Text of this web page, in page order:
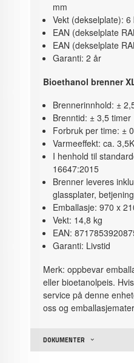
mm
Vekt (dekselplate): 6
EAN (dekselplate
EAN (dekselplate
Garanti: 2 år
Bioethanol brenner
Brennerinnhold: ±
Brenntid: ± 3,5 timer
Forbruk per time: ±
Varmeeffekt: ca.
I henhold til
16647:2015
Brenner leveres
glassplater,
Emballasje: 970 x
Vekt: 14,8 kg
EAN:
Garanti: Livstid
Merk: oppbevar
eller bioetanolpeis.
service på denne
oss og
DOKUMENTER